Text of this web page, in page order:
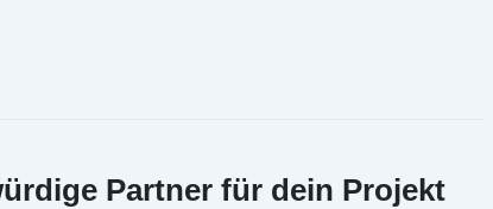
Partner für dein Projekt